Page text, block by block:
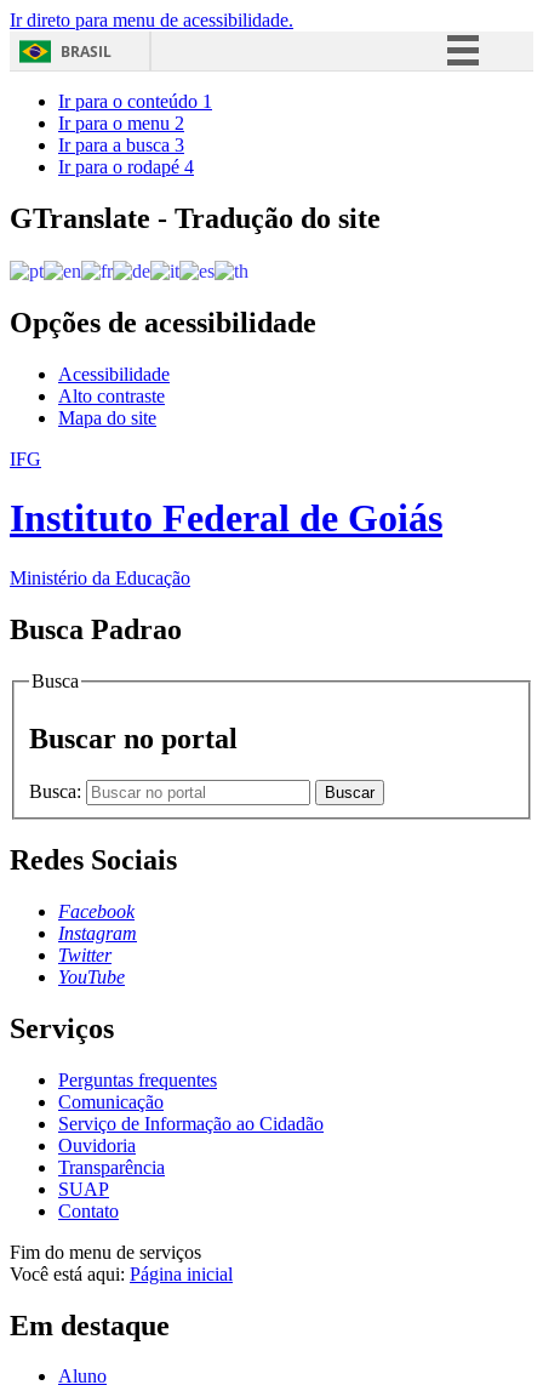
Ir direto para menu de acessibilidade.
BRASIL
Acesso à informação
Ir para o conteúdo 1
Ir para o menu 2
Ir para a busca 3
Ir para o rodapé 4
GTranslate - Tradução do site
Opções de acessibilidade
Acessibilidade
Alto contraste
Mapa do site
IFG
Instituto Federal de Goiás
Ministério da Educação
Busca Padrao
Busca
Buscar no portal
Busca: Buscar
Redes Sociais
Facebook
Instagram
Twitter
YouTube
Serviços
Perguntas frequentes
Comunicação
Serviço de Informação ao Cidadão
Ouvidoria
Transparência
SUAP
Contato
Fim do menu de serviços
Você está aqui: Página inicial
Em destaque
Aluno